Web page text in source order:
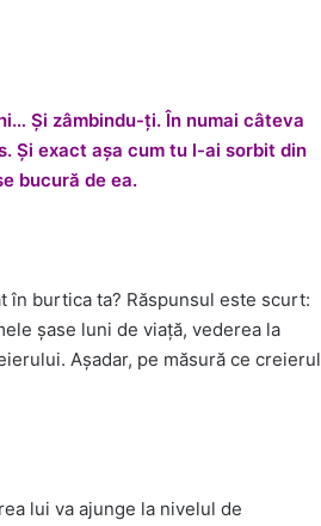
Și zâmbindu-ți. În numai câteva
Și exact așa cum tu l-ai sorbit din
bucură de ea.
în burtica ta? Răspunsul este scurt:
șase luni de viață, vederea la
Așadar, pe măsură ce creierul
lui va ajunge la nivelul de